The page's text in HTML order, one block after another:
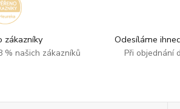
zákazníky
% našich zákazníků
Odesíláme
Při objednání